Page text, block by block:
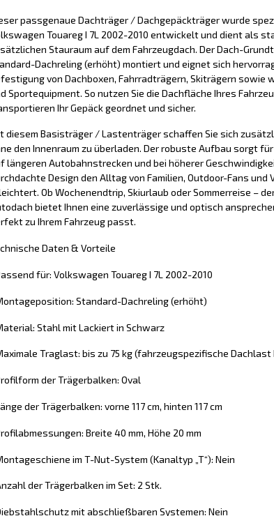
passgenaue Dachträger / Dachgepäckträger wurde
Touareg I 7L 2002-2010 entwickelt und dient als
Stauraum auf dem Fahrzeugdach. Der Dach-
Dachreling (erhöht) montiert und eignet sich
von Dachboxen, Fahrradträgern, Skiträgern sowie
Sportequipment. So nutzen Sie die Dachfläche Ihres
Ihr Gepäck geordnet und sicher.
diesem Basisträger / Lastenträger schaffen Sie sich
den Innenraum zu überladen. Der robuste Aufbau sorgt
längeren Autobahnstrecken und bei höherer
Design den Alltag von Familien, Outdoor-Fans und
Ob Wochenendtrip, Skiurlaub oder Sommerreise –
bietet Ihnen eine zuverlässige und optisch
zu Ihrem Fahrzeug passt.
Daten & Vorteile
für: Volkswagen Touareg I 7L 2002-2010
Standard-Dachreling (erhöht)
Stahl mit Lackiert in Schwarz
Traglast: bis zu 75 kg (fahrzeugspezifische
der Trägerbalken: Oval
der Trägerbalken: vorne 117 cm, hinten 117 cm
Breite 40 mm, Höhe 20 mm
im T-Nut-System (Kanaltyp „T“): Nein
der Trägerbalken im Set: 2 Stk.
mit abschließbaren Systemen: Nein